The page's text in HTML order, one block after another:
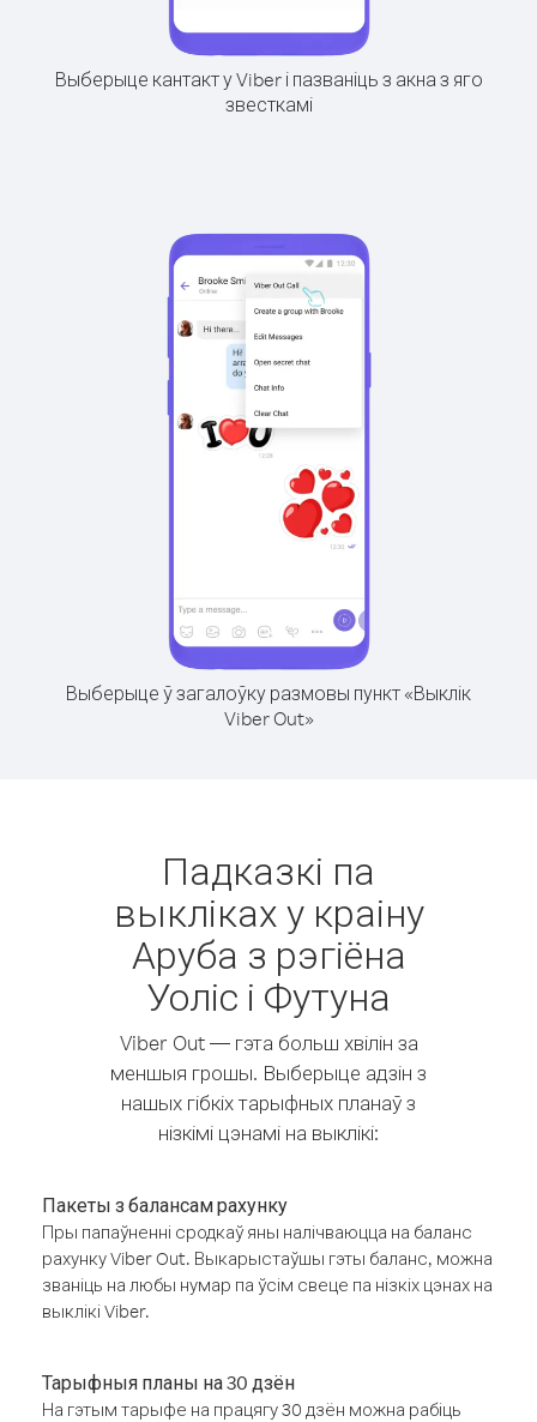
Выберыце кантакт у Viber і пазваніць з акна з яго
звесткамі
Выберыце ў загалоўку размовы пункт «Выклік
Viber Out»
Падказкі па
выкліках у краіну
Аруба з рэгіёна
Уоліс і Футуна
Viber Out — гэта больш хвілін за
меншыя грошы. Выберыце адзін з
нашых гібкіх тарыфных планаў з
нізкімі цэнамі на выклікі:
Пакеты з балансам рахунку
Пры папаўненні сродкаў яны налічваюцца на баланс
рахунку Viber Out. Выкарыстаўшы гэты баланс, можна
званіць на любы нумар па ўсім свеце па нізкіх цэнах на
выклікі Viber.
Тарыфныя планы на 30 дзён
На гэтым тарыфе на працягу 30 дзён можна рабіць